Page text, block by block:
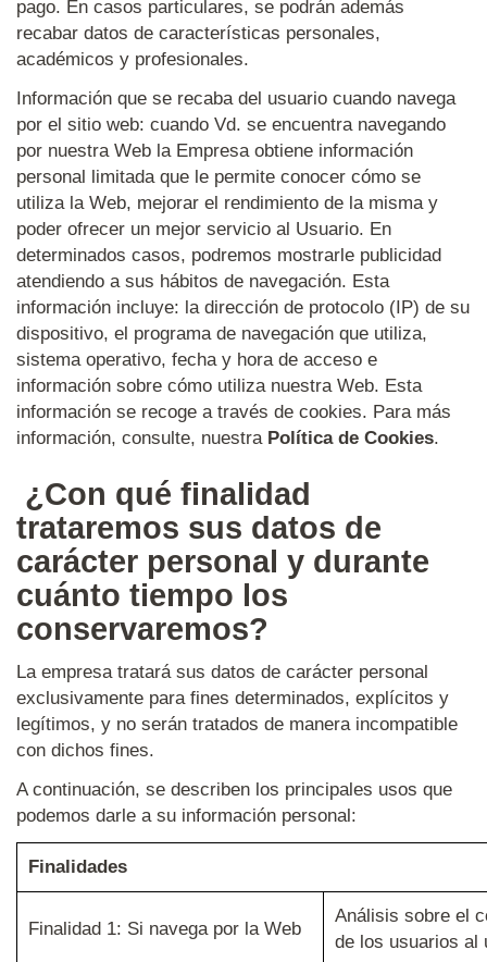
pago. En casos particulares, se podrán además
recabar datos de características personales,
académicos y profesionales.
Información que se recaba del usuario cuando navega
por el sitio web: cuando Vd. se encuentra navegando
por nuestra Web la Empresa obtiene información
personal limitada que le permite conocer cómo se
utiliza la Web, mejorar el rendimiento de la misma y
poder ofrecer un mejor servicio al Usuario. En
determinados casos, podremos mostrarle publicidad
atendiendo a sus hábitos de navegación. Esta
información incluye: la dirección de protocolo (IP) de su
dispositivo, el programa de navegación que utiliza,
sistema operativo, fecha y hora de acceso e
información sobre cómo utiliza nuestra Web. Esta
información se recoge a través de cookies. Para más
información, consulte, nuestra Política de Cookies.
¿Con qué finalidad
trataremos sus datos de
carácter personal y durante
cuánto tiempo los
conservaremos?
La empresa tratará sus datos de carácter personal
exclusivamente para fines determinados, explícitos y
legítimos, y no serán tratados de manera incompatible
con dichos fines.
A continuación, se describen los principales usos que
podemos darle a su información personal:
Finalidades
Finalidad 1: Si navega por la Web
Análisis sobre el
de los usuarios al